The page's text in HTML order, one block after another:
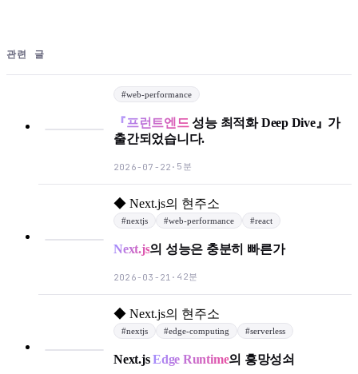
관련 글
#web-performance
『프런트엔드성능 최적화 Deep Dive』가
출간되었습니다.
2026-07-22 · 5분
◆ Next.js의 현주소
#nextjs #web-performance #react
Next.js의 성능은 충분히 빠른가
2026-03-21 · 42분
◆ Next.js의 현주소
#nextjs #edge-computing #serverless
Next.jsEdge Runtime의 흥망성쇠